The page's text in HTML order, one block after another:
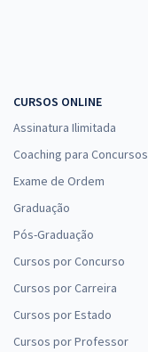
CURSOS ONLINE
Assinatura Ilimitada
Coaching para Concursos
Exame de Ordem
Graduação
Pós-Graduação
Cursos por Concurso
Cursos por Carreira
Cursos por Estado
Cursos por Professor